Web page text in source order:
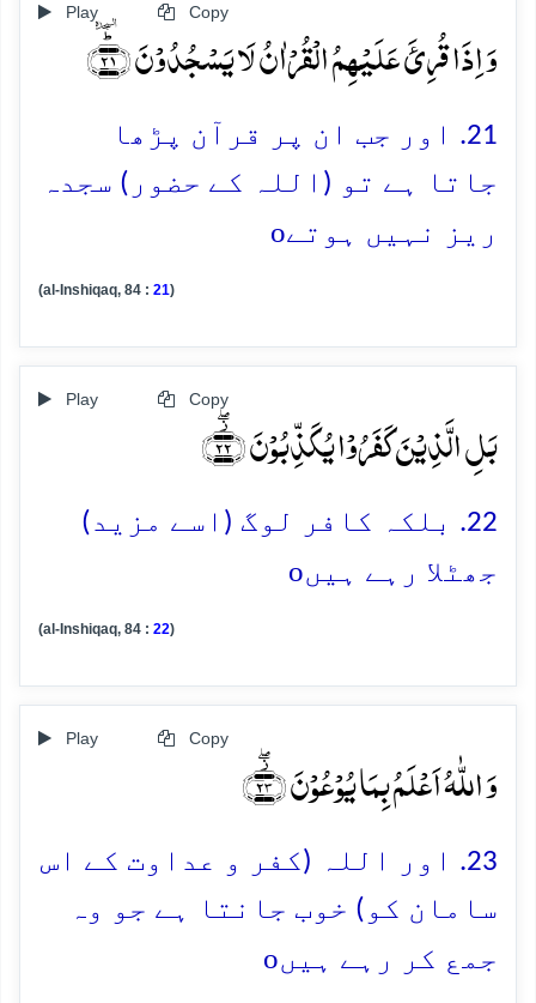
Play Copy
وَ اِذَا قُرِئَ عَلَیۡہِمُ الۡقُرۡاٰنُ لَا یَسۡجُدُوۡنَ ﴿ؕٛ۲۱﴾
21. اور جب ان پر قرآن پڑھا
جاتا ہے تو (اللہ کے حضور) سجدہ
ریز نہیں ہوتےo
(al-Inshiqaq, 84 : 21)
Play Copy
بَلِ الَّذِیۡنَ کَفَرُوۡا یُکَذِّبُوۡنَ ﴿۫ۖ۲۲﴾
22. بلکہ کافر لوگ (اسے مزید)
جھٹلا رہے ہیںo
(al-Inshiqaq, 84 : 22)
Play Copy
وَ اللّٰہُ اَعۡلَمُ بِمَا یُوۡعُوۡنَ ﴿۫ۖ۲۳﴾
23. اور اللہ (کفر و عداوت کے اس
سامان کو) خوب جانتا ہے جو وہ
جمع کر رہے ہیںo